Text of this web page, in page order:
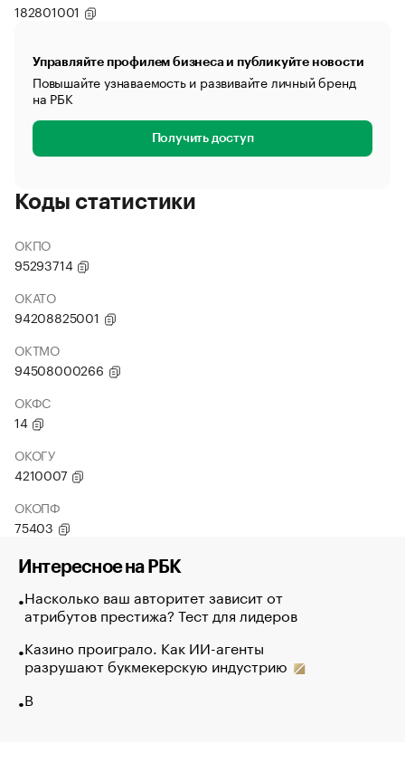
182801001
Управляйте профилем бизнеса и публикуйте новости
Повышайте узнаваемость и развивайте личный бренд
на РБК
Получить доступ
Коды статистики
ОКПО
95293714
ОКАТО
94208825001
ОКТМО
94508000266
ОКФС
14
ОКОГУ
4210007
ОКОПФ
75403
Интересное на РБК
Насколько ваш авторитет зависит от
атрибутов престижа? Тест для лидеров
Казино проиграло. Как ИИ-агенты
разрушают букмекерскую индустрию
В